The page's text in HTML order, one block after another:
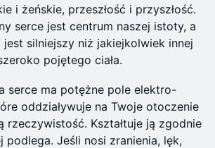
i żeńskie, przeszłość i przyszłość.
serce jest centrum naszej istoty, a
silniejszy niż jakiejkolwiek innej
pojętego ciała.
serce ma potężne pole elektro-
oddziaływuje na Twoje otoczenie
rzeczywistość. Kształtuje ją zgodnie
podlega. Jeśli nosi zranienia, lęk,